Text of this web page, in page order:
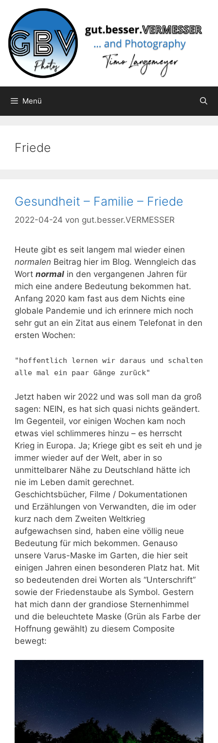
Inhalt
springen
Menü
Friede
Gesundheit – Familie – Friede
2022-04-24 von gut.besser.VERMESSER
Heute gibt es seit langem mal wieder einen
normalen Beitrag hier im Blog. Wenngleich das
Wort normal in den vergangenen Jahren für
mich eine andere Bedeutung bekommen hat.
Anfang 2020 kam fast aus dem Nichts eine
globale Pandemie und ich erinnere mich noch
sehr gut an ein Zitat aus einem Telefonat in den
ersten Wochen:
"hoffentlich lernen wir daraus und schalten
alle mal ein paar Gänge zurück"
Jetzt haben wir 2022 und was soll man da groß
sagen: NEIN, es hat sich quasi nichts geändert.
Im Gegenteil, vor einigen Wochen kam noch
etwas viel schlimmeres hinzu – es herrscht
Krieg in Europa. Ja; Kriege gibt es seit eh und je
immer wieder auf der Welt, aber in so
unmittelbarer Nähe zu Deutschland hätte ich
nie im Leben damit gerechnet.
Geschichtsbücher, Filme / Dokumentationen
und Erzählungen von Verwandten, die im oder
kurz nach dem Zweiten Weltkrieg
aufgewachsen sind, haben eine völlig neue
Bedeutung für mich bekommen. Genauso
unsere Varus-Maske im Garten, die hier seit
einigen Jahren einen besonderen Platz hat. Mit
so bedeutenden drei Worten als “Unterschrift”
sowie der Friedenstaube als Symbol. Gestern
hat mich dann der grandiose Sternenhimmel
und die beleuchtete Maske (Grün als Farbe der
Hoffnung gewählt) zu diesem Composite
bewegt: